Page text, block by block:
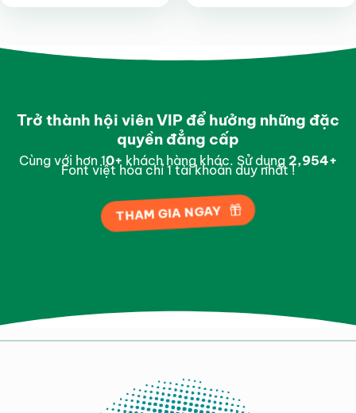
hạng4.45
hạng4.95
Trở thành hội viên VIP để hưởng những đặc
quyền đẳng cấp
Cùng với hơn 10+ khách hàng khác. Sử dụng 2,996+
Font việt hóa chỉ 1 tài khoản duy nhất !
THAM GIA NGAY